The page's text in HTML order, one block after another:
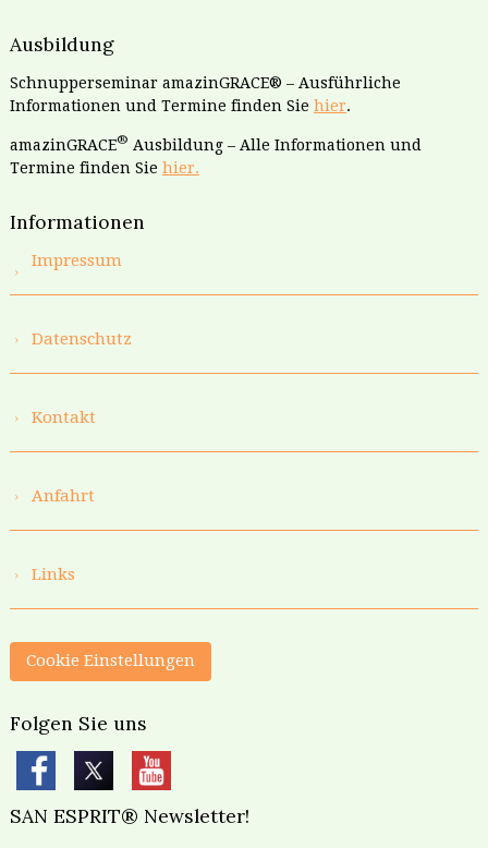
Ausbildung
Schnupperseminar amazinGRACE® – Ausführliche
Informationen und Termine finden Sie hier.
amazinGRACE® Ausbildung – Alle Informationen und
Termine finden Sie hier.
Informationen
Impressum
Datenschutz
Kontakt
Anfahrt
Links
Cookie Einstellungen
Folgen Sie uns
SAN ESPRIT® Newsletter!